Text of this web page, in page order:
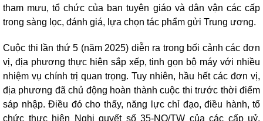
tham mưu, tổ chức của ban tuyên giáo và dân vận các cấp
trong sàng lọc, đánh giá, lựa chọn tác phẩm gửi Trung ương.
Cuộc thi lần thứ 5 (năm 2025) diễn ra trong bối cảnh các đơn
vị, địa phương thực hiện sắp xếp, tinh gọn bộ máy với nhiều
nhiệm vụ chính trị quan trọng. Tuy nhiên, hầu hết các đơn vị,
địa phương đã chủ động hoàn thành cuộc thi trước thời điểm
sáp nhập. Điều đó cho thấy, năng lực chỉ đạo, điều hành, tổ
chức thực hiện Nghị quyết số 35-NQ/TW của các cấp uỷ,